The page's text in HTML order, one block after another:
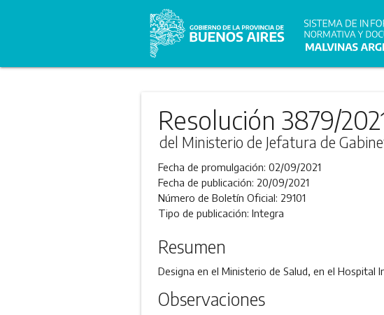
Resolución 3879/
del Ministerio de Jefatura de
Fecha de promulgación: 02/09/2021
Fecha de publicación: 20/09/2021
Número de Boletín Oficial: 29101
Tipo de publicación: Integra
Resumen
Designa en el Ministerio de Salud, en el Hospital
Observaciones